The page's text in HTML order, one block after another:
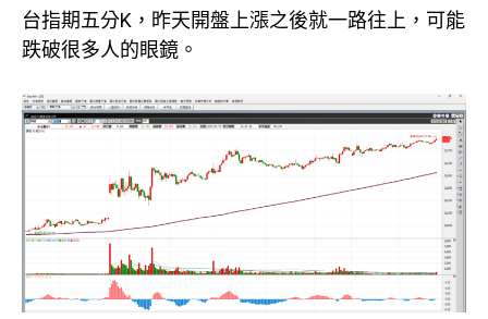
台指期五分K，昨天開盤上漲之後就一路往上，可能
跌破很多人的眼鏡。